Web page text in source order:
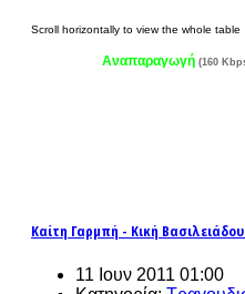
Αναπαραγωγή (160
Καίτη Γαρμπή - Κική
11 Ιουν 2011 01:00